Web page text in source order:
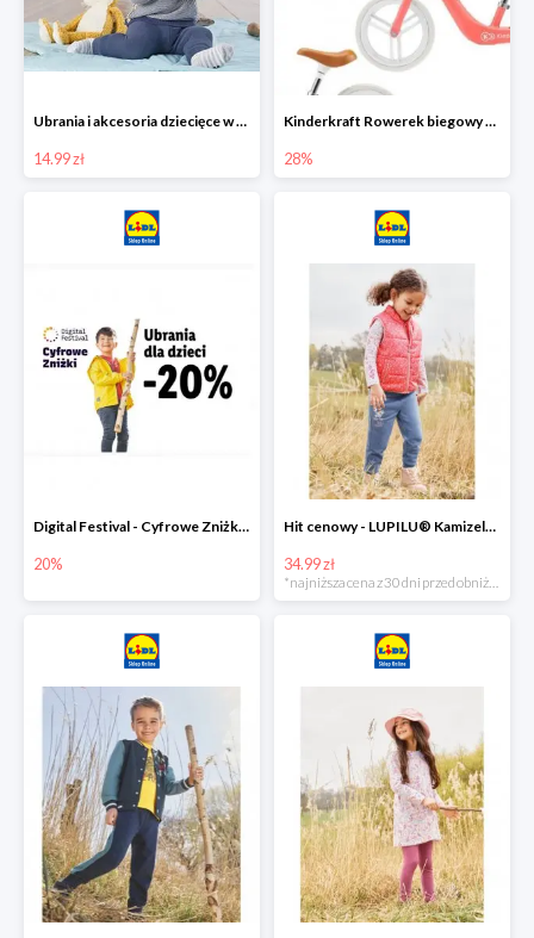
Ubrania i akcesoria dziecięce w Lidlu Online od 14,99 zł
14.99 zł
Kinderkraft Rowerek biegowy Fly
28%
Digital Festival - Cyfrowe Zniżki Ubrania dla dzieci w Lidlu -20%
20%
Hit cenowy - LUPILU® Kamizelka pikowana dziewczęca
34.99 zł